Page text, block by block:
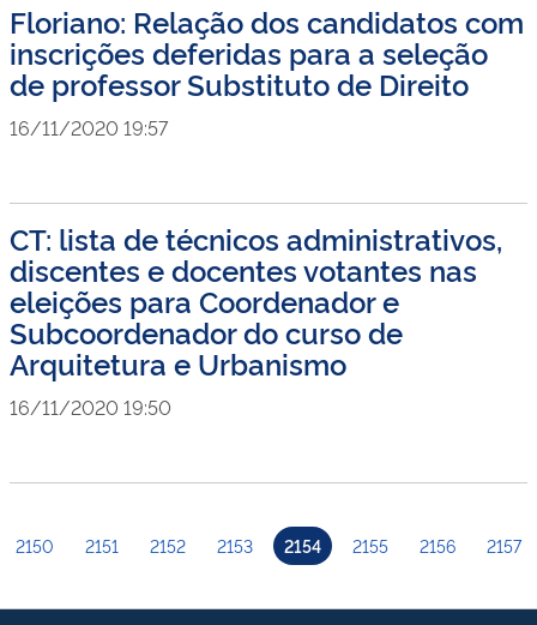
Floriano: Relação dos candidatos com
inscrições deferidas para a seleção
de professor Substituto de Direito
16/11/2020 19:57
CT: lista de técnicos administrativos,
discentes e docentes votantes nas
eleições para Coordenador e
Subcoordenador do curso de
Arquitetura e Urbanismo
16/11/2020 19:50
2150 2151 2152 2153 2154 2155 2156 2157